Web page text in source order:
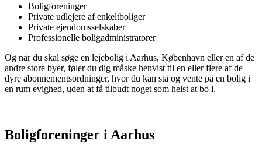
Boligforeninger
Private udlejere af enkeltboliger
Private ejendomsselskaber
Professionelle boligadministratorer
Og når du skal søge en lejebolig i Aarhus, København eller en af de
andre store byer, føler du dig måske henvist til en eller flere af de
dyre abonnementsordninger, hvor du kan stå og vente på en bolig i
en rum evighed, uden at få tilbudt noget som helst at bo i.
Boligforeninger i Aarhus